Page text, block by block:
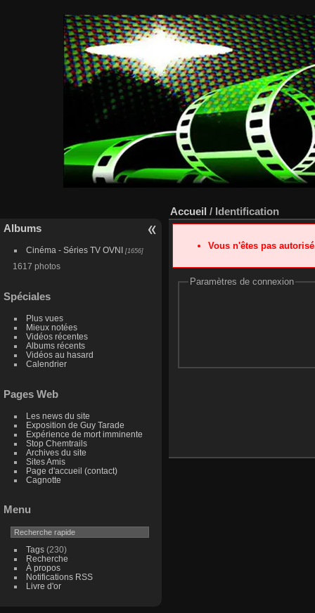
Albums
Cinéma - Séries TV OVNI [1656]
1617 photos
Spéciales
Plus vues
Mieux notées
Vidéos récentes
Albums récents
Vidéos au hasard
Calendrier
Pages Web
Les news du site
Exposition de Guy Tarade
Expérience de mort imminente
Stop Chemtrails
Archives du site
Sites Amis
Page d'accueil (contact)
Cagnotte
Menu
Tags(230)
Recherche
À propos
Notifications RSS
Livre d'or
Accueil / Identification
Vous n'êtes pas
Paramètres de connexion